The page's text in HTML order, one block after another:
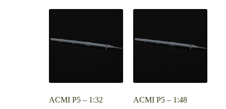
ACMI P5 – 1:32
ACMI P5 – 1:48